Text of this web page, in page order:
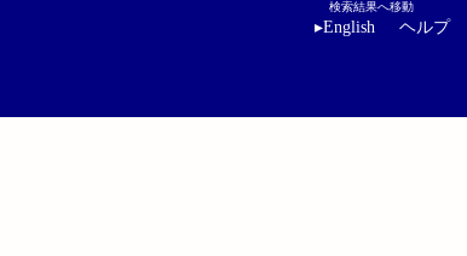
検索結果へ移動
▸English ヘルプ